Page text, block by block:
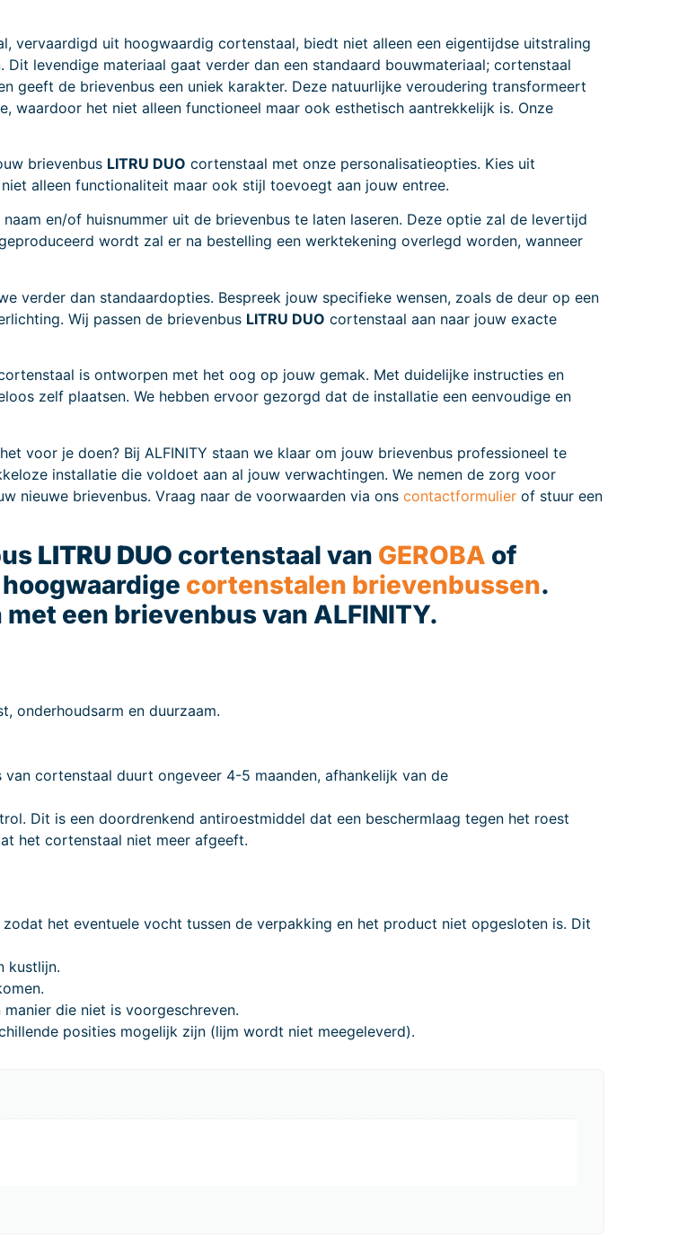
vervaardigd uit hoogwaardig cortenstaal, biedt niet alleen een eigentijdse uitstraling
levendige materiaal gaat verder dan een standaard bouwmateriaal; cortenstaal
geeft de brievenbus een uniek karakter. Deze natuurlijke veroudering transformeert
waardoor het niet alleen functioneel maar ook esthetisch aantrekkelijk is. Onze
brievenbus LITRU DUO cortenstaal met onze personalisatieopties. Kies uit
alleen functionaliteit maar ook stijl toevoegt aan jouw entree.
en/of huisnummer uit de brievenbus te laten laseren. Deze optie zal de levertijd
wordt zal er na bestelling een werktekening overlegd worden, wanneer
verder dan standaardopties. Bespreek jouw specifieke wensen, zoals de deur op een
Wij passen de brievenbus LITRU DUO cortenstaal aan naar jouw exacte
is ontworpen met het oog op jouw gemak. Met duidelijke instructies en
zelf plaatsen. We hebben ervoor gezorgd dat de installatie een eenvoudige en
voor je doen? Bij ALFINITY staan we klaar om jouw brievenbus professioneel te
installatie die voldoet aan al jouw verwachtingen. We nemen de zorg voor
nieuwe brievenbus. Vraag naar de voorwaarden via ons contactformulier of stuur een
LITRU DUO cortenstaal van GEROBA of
cortenstalen brievenbussen.
een brievenbus van ALFINITY.
onderhoudsarm en duurzaam.
cortenstaal duurt ongeveer 4-5 maanden, afhankelijk van de
Dit is een doordrenkend antiroestmiddel dat een beschermlaag tegen het roest
het cortenstaal niet meer afgeeft.
het eventuele vocht tussen de verpakking en het product niet opgesloten is. Dit
kustlijn.
die niet is voorgeschreven.
posities mogelijk zijn (lijm wordt niet meegeleverd).